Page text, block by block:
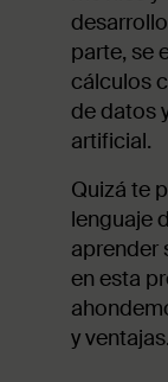
parte, se
cálculos
de datos
artificial.
Quizá te
lenguaje
aprender
en esta
y ventajas.